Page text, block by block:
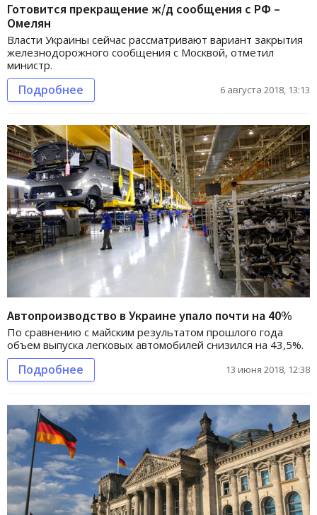
Готовится прекращение ж/д сообщения с РФ –
Омелян
Власти Украины сейчас рассматривают вариант закрытия
железнодорожного сообщения с Москвой, отметил
министр.
Подробнее 6 августа 2018, 13:13
Автопроизводство в Украине упало почти на 40%
По сравнению с майским результатом прошлого года
объем выпуска легковых автомобилей снизился на 43,5%.
Подробнее 13 июня 2018, 12:38